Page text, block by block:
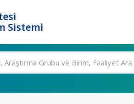
Sistemi